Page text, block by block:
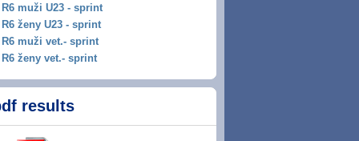
R6 muži U23 - sprint
R6 ženy U23 - sprint
R6 muži vet.- sprint
R6 ženy vet.- sprint
results